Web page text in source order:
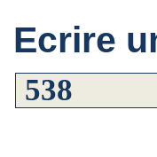
Ecrire